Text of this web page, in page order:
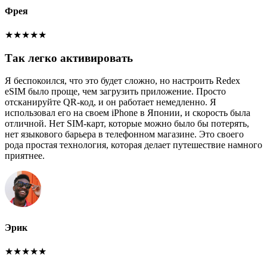
Фрея
★★★★★
Так легко активировать
Я беспокоился, что это будет сложно, но настроить Redex
eSIM было проще, чем загрузить приложение. Просто
отсканируйте QR-код, и он работает немедленно. Я
использовал его на своем iPhone в Японии, и скорость была
отличной. Нет SIM-карт, которые можно было бы потерять,
нет языкового барьера в телефонном магазине. Это своего
рода простая технология, которая делает путешествие намного
приятнее.
Эрик
★★★★★